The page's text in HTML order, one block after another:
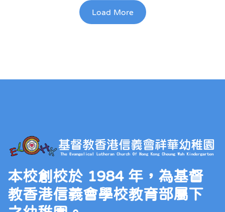
Load More
本校創校於 1984 年，為基督
教香港信義會學校教育部屬下